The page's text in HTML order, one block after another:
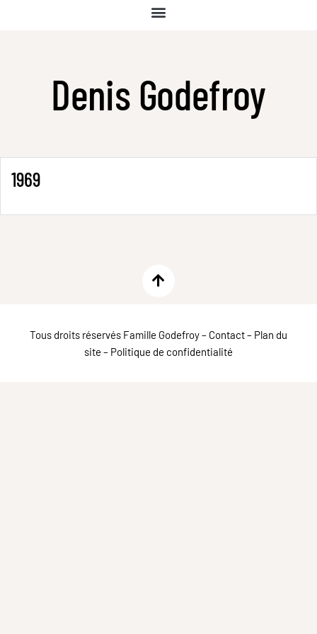
Denis Godefroy
1969
Tous droits réservés Famille Godefroy – Contact– Plan du
site – Politique de confidentialité